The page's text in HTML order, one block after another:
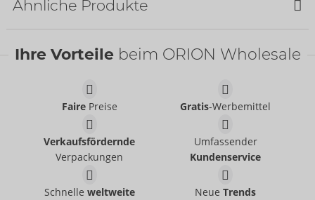
50079330000
3Dx SPIRAL
50079410000
49,95 €
Ähnliche Produkte
Display Orgie Nova Display Stand
Ihre Vorteile beim ORION Wholesale
FairePreise Gratis-Werbemittel
Verkaufsfördernde
Verpackungen
Umfassender
Kundenservice
Schnelle weltweite
NeueTrends